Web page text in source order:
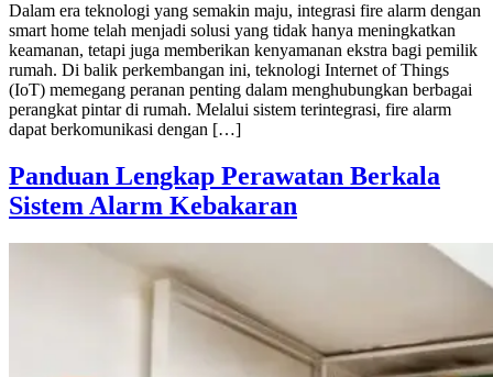
Dalam era teknologi yang semakin maju, integrasi fire alarm dengan
smart home telah menjadi solusi yang tidak hanya meningkatkan
keamanan, tetapi juga memberikan kenyamanan ekstra bagi pemilik
rumah. Di balik perkembangan ini, teknologi Internet of Things
(IoT) memegang peranan penting dalam menghubungkan berbagai
perangkat pintar di rumah. Melalui sistem terintegrasi, fire alarm
dapat berkomunikasi dengan […]
Panduan Lengkap Perawatan Berkala
Sistem Alarm Kebakaran